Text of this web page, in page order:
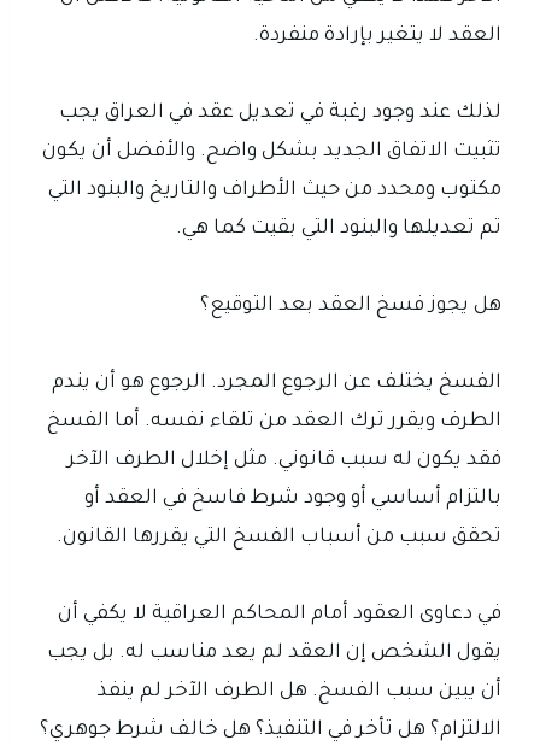
العقد لا يتغير بإرادة منفردة.
لذلك عند وجود رغبة في تعديل عقد في العراق يجب
تثبيت الاتفاق الجديد بشكل واضح. والأفضل أن يكون
مكتوب ومحدد من حيث الأطراف والتاريخ والبنود التي
تم تعديلها والبنود التي بقيت كما هي.
هل يجوز فسخ العقد بعد التوقيع؟
الفسخ يختلف عن الرجوع المجرد. الرجوع هو أن يندم
الطرف ويقرر ترك العقد من تلقاء نفسه. أما الفسخ
فقد يكون له سبب قانوني. مثل إخلال الطرف الآخر
بالتزام أساسي أو وجود شرط فاسخ في العقد أو
تحقق سبب من أسباب الفسخ التي يقررها القانون.
في دعاوى العقود أمام المحاكم العراقية لا يكفي أن
يقول الشخص إن العقد لم يعد مناسب له. بل يجب
أن يبين سبب الفسخ. هل الطرف الآخر لم ينفذ
الالتزام؟ هل تأخر في التنفيذ؟ هل خالف شرط جوهري؟